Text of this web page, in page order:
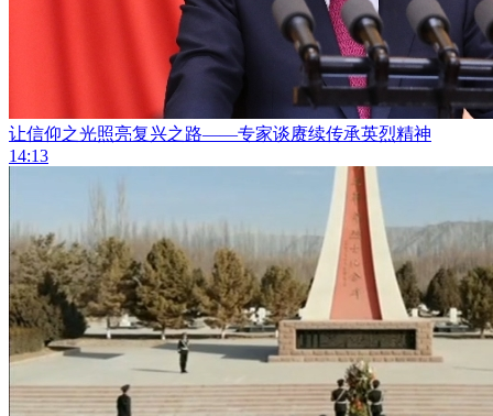
让信仰之光照亮复兴之路——专家谈赓续传承英烈精神
14:13